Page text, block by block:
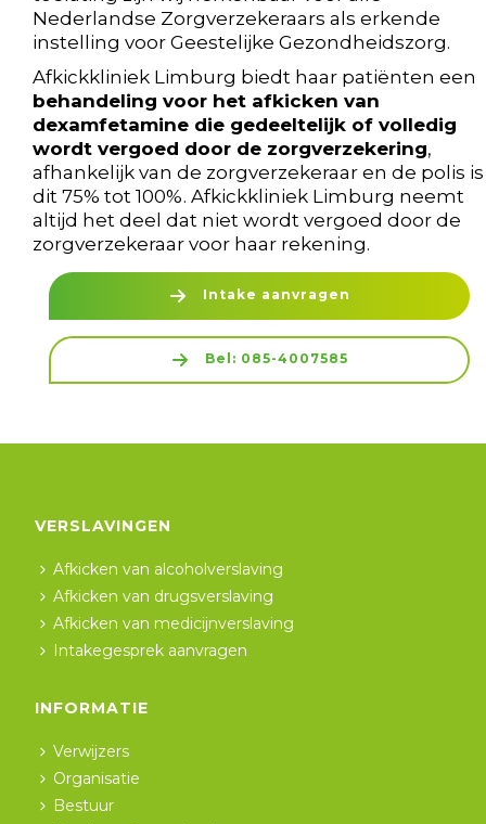
Nederlandse Zorgverzekeraars als erkende
instelling voor Geestelijke Gezondheidszorg.
Afkickkliniek Limburg biedt haar patiënten een
behandeling voor het afkicken van
dexamfetamine die gedeeltelijk of volledig
wordt vergoed door de zorgverzekering,
afhankelijk van de zorgverzekeraar en de polis is
dit 75% tot 100%. Afkickkliniek Limburg neemt
altijd het deel dat niet wordt vergoed door de
zorgverzekeraar voor haar rekening.
Intake aanvragen
Bel: 085-4007585
VERSLAVINGEN
Afkicken van alcoholverslaving
Afkicken van drugsverslaving
Afkicken van medicijnverslaving
Intakegesprek aanvragen
INFORMATIE
Verwijzers
Organisatie
Bestuur